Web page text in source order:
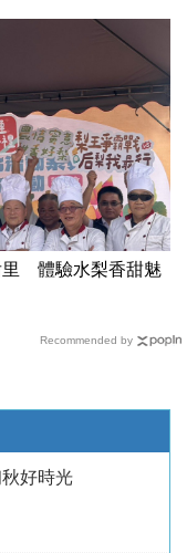
里 體驗水梨香甜魅
Recommended by
好時光